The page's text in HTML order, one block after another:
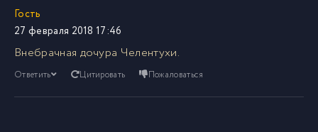
Гость
27 февраля 2018 17:46
Внебрачная дочура Челентухи.
Ответить Цитировать Пожаловаться